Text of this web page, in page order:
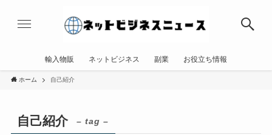
輸入物販 ネットビジネス 副業 お役立ち情報
ホーム 自己紹介
自己紹介 – tag –